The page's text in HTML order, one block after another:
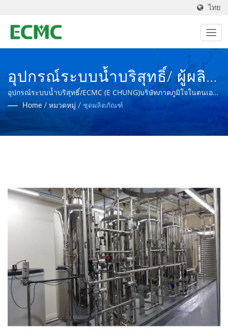
ไทย
อุปกรณ์ระบบน้ำบริสุทธิ์/ ผู้ผลิต
อุปกรณ์แปรรูปทางเภสัชกรรม
และเทคโนโลยีชีวภาพตาม
มาตรฐาน PIC/S GMP | บริษัท
อุปกรณ์ระบบน้ำบริสุทธิ์/ECMC (E CHUNG)บริษัทภาคภูมิใจในตนเอง
ว่าเป็นผู้เชี่ยวชาญระดับโลกด้านโรงงานผลิตอุปกรณ์เภสัชกรรม โดย
Home / หมวดหมู่ / ชุดผลิตภัณฑ์